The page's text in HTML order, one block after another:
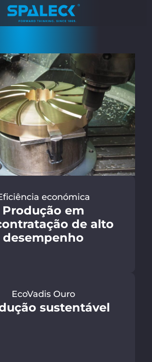
económica
Produção em
de alto
desempenho
EcoVadis Ouro
sustentável